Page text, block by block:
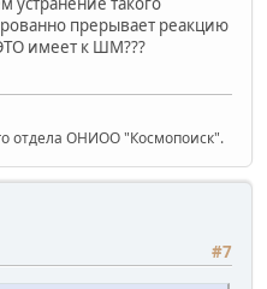
прерывает реакцию
имеет к ШМ???
отдела ОНИОО "Космопоиск".
#7